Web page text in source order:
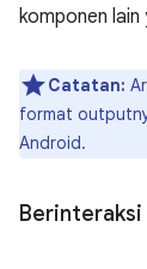
komponen
Catatan:
format
Android.